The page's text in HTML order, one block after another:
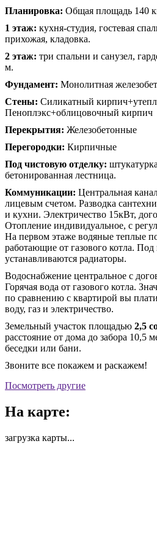
Планировка: Общая площадь 140
1 этаж: кухня-студия, гостевая
прихожая, кладовка.
2 этаж: три спальни и санузел,
м.
Фундамент: Монолитная
Стены: Силикатный
Пеноплэкс+облицовочный кирпич
Перекрытия: Железобетонные
Перегородки: Кирпичные
Под чистовую отделку:
бетонированная лестница.
Коммуникации: Центральная
лицевым счетом. Разводка
и кухни. Электричество 15кВт,
Отопление индивидуальное, с
На первом этаже водяные теплые
работающие от газового котла.
устанавливаются радиаторы.
Водоснабжение центральное с
Горячая вода от газового котла.
по сравнению с квартирой вы
воду, газ и электричество.
Земельный участок площадью 2,5
расстояние от дома до забора 10,5
беседки или бани.
Звоните все покажем и раскажем!
Посмотреть другие
На карте:
загрузка карты...